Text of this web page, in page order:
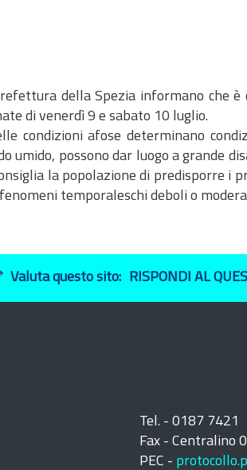
della Spezia informano che
di venerdì 9 e sabato 10 luglio.
condizioni afose determinano
umido, possono dar luogo a grande
la popolazione di predisporre i
temporaleschi deboli o
Valuta questo sito: RISPONDI AL
Tel. - 0187 7421
Fax - Centralino
PEC -